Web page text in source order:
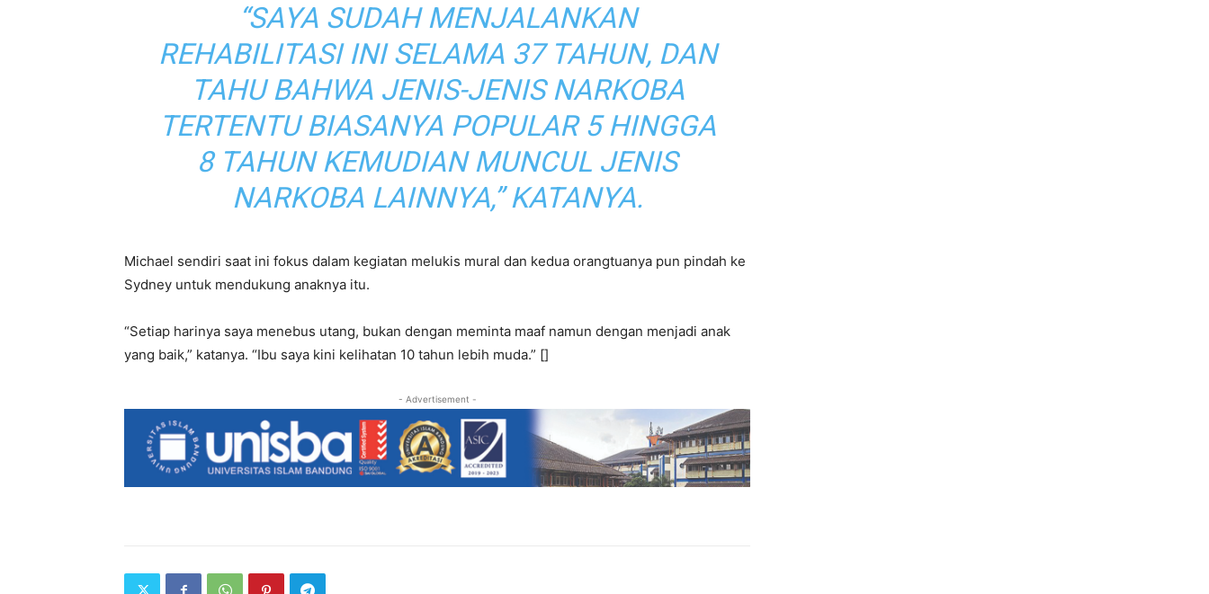
“SAYA SUDAH MENJALANKAN
REHABILITASI INI SELAMA 37 TAHUN, DAN
TAHU BAHWA JENIS-JENIS NARKOBA
TERTENTU BIASANYA POPULAR 5 HINGGA
8 TAHUN KEMUDIAN MUNCUL JENIS
NARKOBA LAINNYA,” KATANYA.
Michael sendiri saat ini fokus dalam kegiatan melukis mural dan kedua orangtuanya pun pindah ke
Sydney untuk mendukung anaknya itu.
“Setiap harinya saya menebus utang, bukan dengan meminta maaf namun dengan menjadi anak
yang baik,” katanya. “Ibu saya kini kelihatan 10 tahun lebih muda.” []
- Advertisement -